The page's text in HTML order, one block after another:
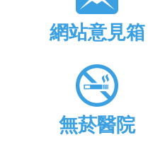
網站意見箱
無菸醫院